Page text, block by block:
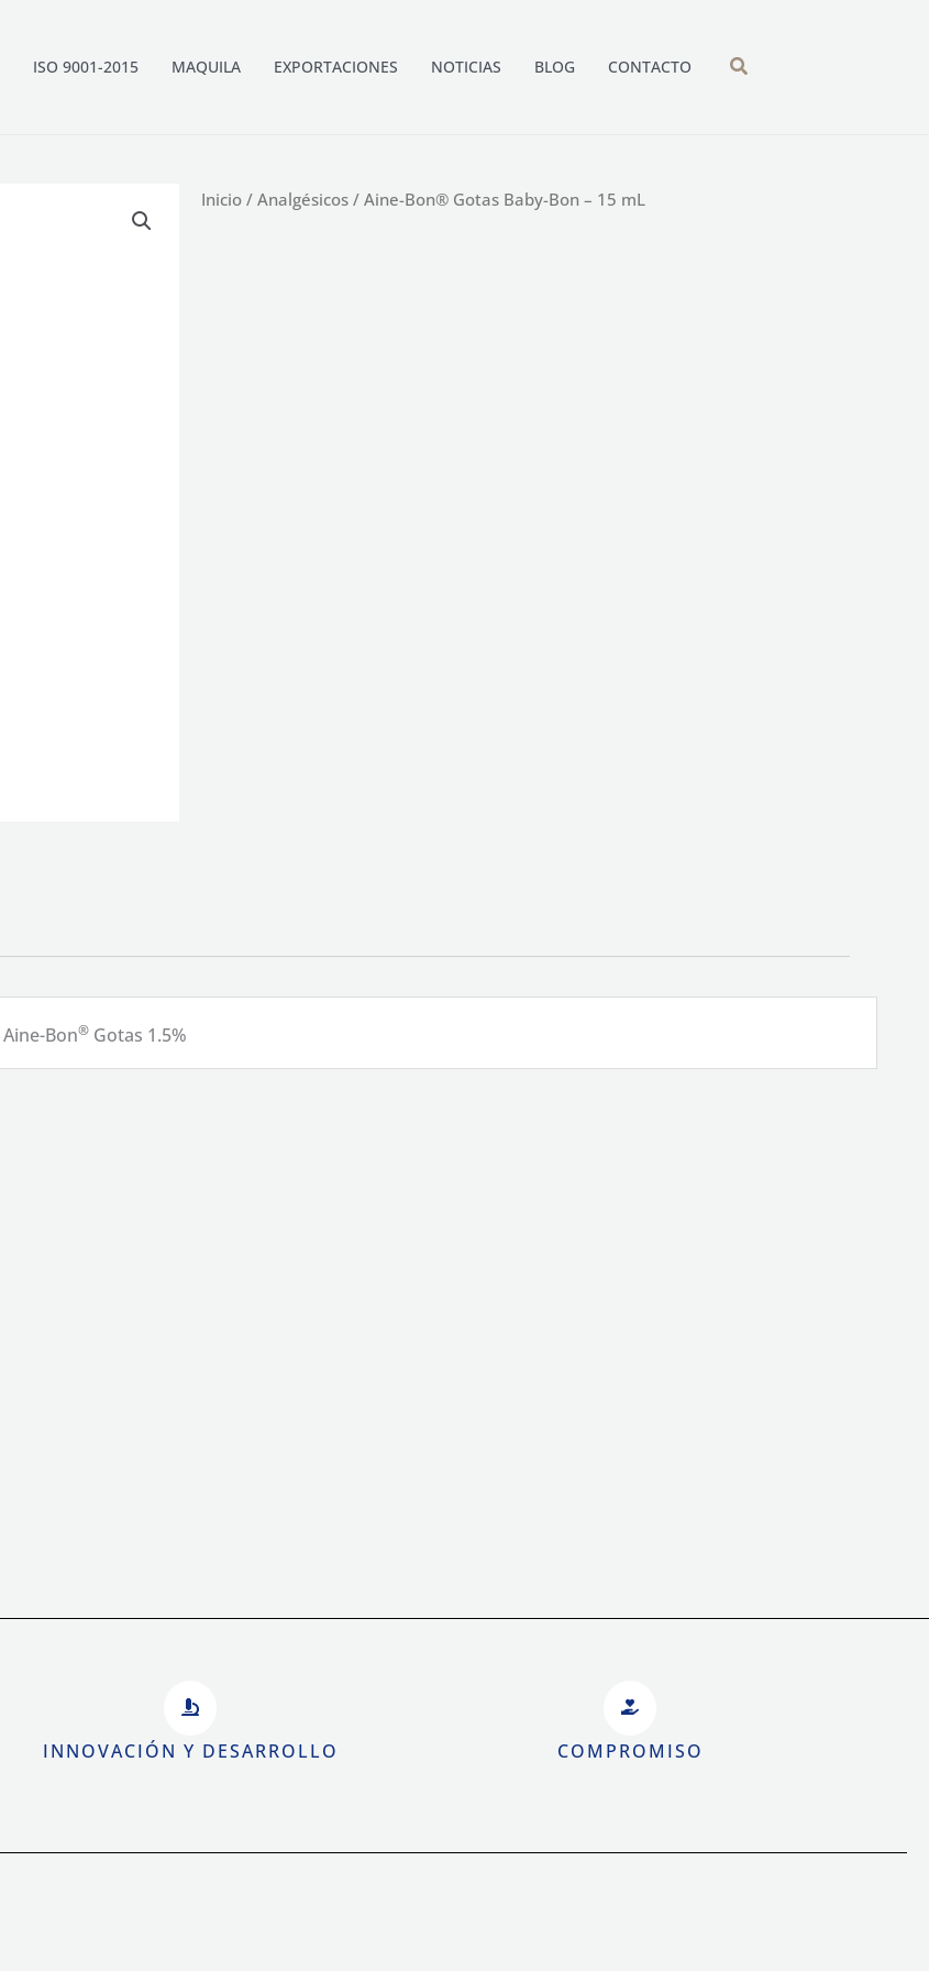
ISO 9001-2015 MAQUILA EXPORTACIONES NOTICIAS BLOG CONTACTO
Inicio / Analgésicos / Aine-Bon® Gotas Baby-Bon – 15 mL
Aine-Bon® Gotas 1.5%
INNOVACIÓN Y DESARROLLO COMPROMISO